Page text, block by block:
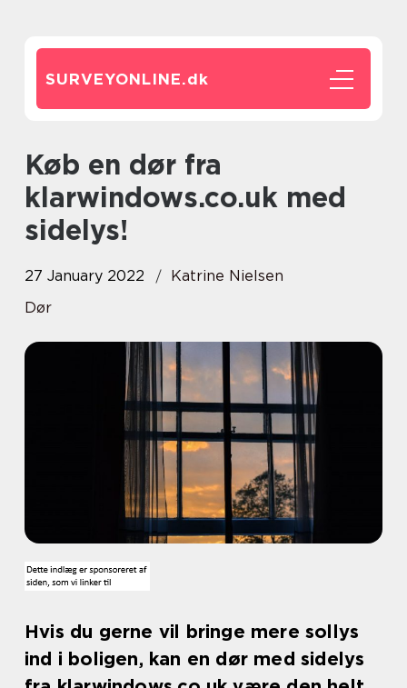
SURVEYONLINE.dk
Køb en dør fra
klarwindows.co.uk med
sidelys!
27 January 2022
Katrine Nielsen
Dør
Hvis du gerne vil bringe mere sollys
ind i boligen, kan en dør med sidelys